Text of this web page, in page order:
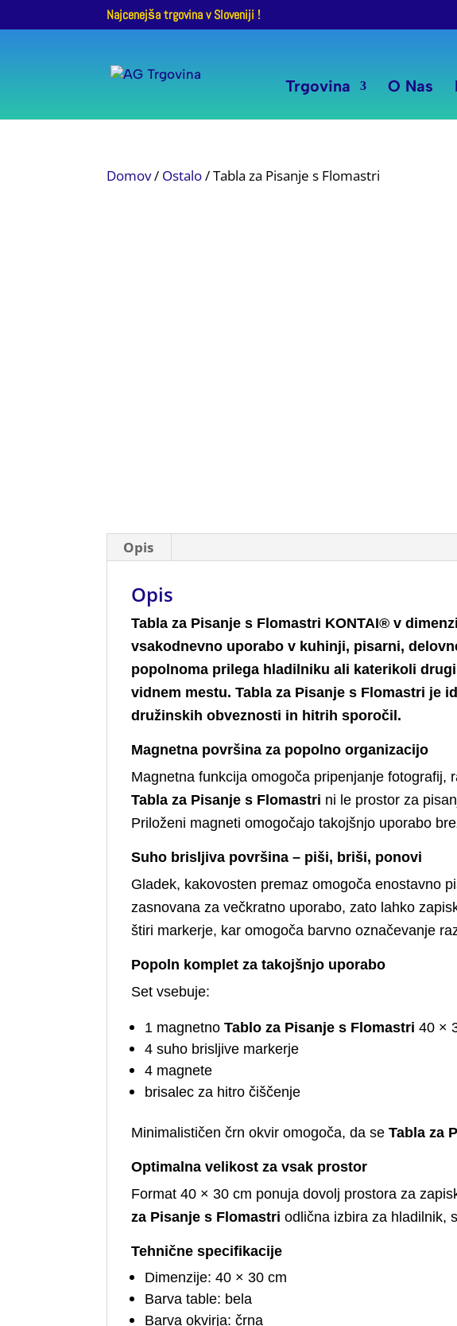
Najcenejša trgovina v Sloveniji !
Trgovina O Nas
Domov/ Ostalo/ Tabla za Pisanje s Flomastri
Opis
Opis
Tabla za Pisanje s Flomastri KONTAI® v
vsakodnevno uporabo v kuhinji, pisarni,
popolnoma prilega hladilniku ali katerikoli
vidnem mestu. Tabla za Pisanje s Flomastri je
družinskih obveznosti in hitrih sporočil.
Magnetna površina za popolno organizacijo
Magnetna funkcija omogoča pripenjanje fotografij,
Tabla za Pisanje s Flomastri ni le prostor za
Priloženi magneti omogočajo takojšnjo uporabo
Suho brisljiva površina – piši, briši, ponovi
Gladek, kakovosten premaz omogoča enostavno
zasnovana za večkratno uporabo, zato lahko
štiri markerje, kar omogoča barvno označevanje
Popoln komplet za takojšnjo uporabo
Set vsebuje:
1 magnetnoTablo za Pisanje s Flomastri 40 ×
4 suho brisljive markerje
4 magnete
brisalec za hitro čiščenje
Minimalističen črn okvir omogoča, da seTabla za
Optimalna velikost za vsak prostor
Format 40 × 30 cm ponuja dovolj prostora za
za Pisanje s Flomastri odlična izbira za hladilnik,
Tehnične specifikacije
Dimenzije: 40 × 30 cm
Barva table: bela
Barva okvirja: črna